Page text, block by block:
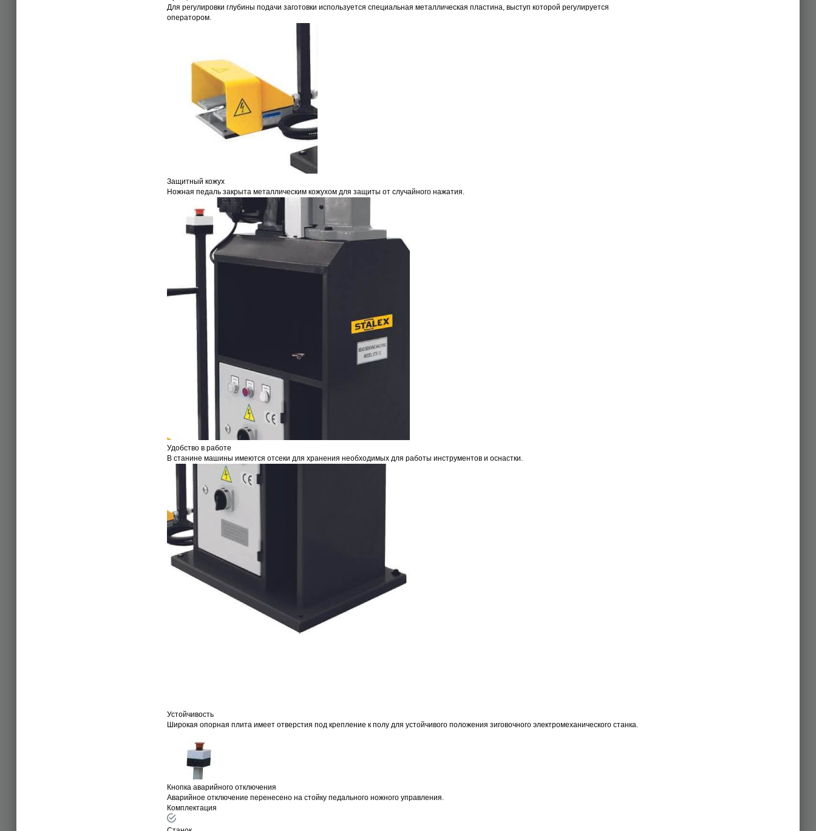
Для регулировки глубины подачи заготовки используется специальная металлическая пластина, выступ которой регулируется
оператором.
Защитный кожух
Ножная педаль закрыта металлическим кожухом для защиты от случайного нажатия.
Удобство в работе
В станине машины имеются отсеки для хранения необходимых для работы инструментов и оснастки.
Устойчивость
Широкая опорная плита имеет отверстия под крепление к полу для устойчивого положения зиговочного электромеханического станка.
Кнопка аварийного отключения
Аварийное отключение перенесено на стойку педального ножного управления.
Комплектация